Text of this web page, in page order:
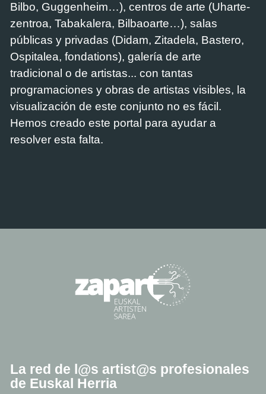
Bilbo, Guggenheim…), centros de arte (Uharte-
zentroa, Tabakalera, Bilbaoarte…), salas
públicas y privadas (Didam, Zitadela, Bastero,
Ospitalea, fondations), galería de arte
tradicional o de artistas... con tantas
programaciones y obras de artistas visibles, la
visualización de este conjunto no es fácil.
Hemos creado este portal para ayudar a
resolver esta falta.
La red de l@s artist@s profesionales
de Euskal Herria